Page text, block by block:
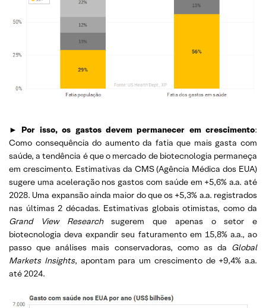
► Por isso, os gastos devem permanecer em crescimento:
Como consequência do aumento da fatia que mais gasta com
saúde, a tendência é que o mercado de biotecnologia permaneça
em crescimento. Estimativas da CMS (Agência Médica dos EUA)
sugere uma aceleração nos gastos com saúde em +5,6% a.a. até
2028. Uma expansão ainda maior do que os +5,3% a.a. registrados
nas últimas 2 décadas. Estimativas globais otimistas, como da
Grand View Researchsugerem que apenas o setor e
biotecnologia deva expandir seu faturamento em 15,8% a.a., ao
passo que análises mais conservadoras, como as da Global
Markets Insights, apontam para um crescimento de +9,4% a.a.
até 2024.